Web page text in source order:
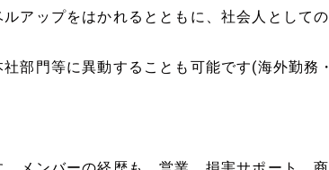
アップをはかれるとともに、社会人としての
部門等に異動することも可能です(海外勤務・